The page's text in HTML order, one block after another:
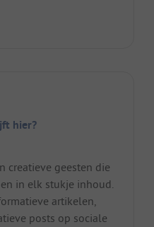
hier?
creatieve geesten die
in elk stukje inhoud.
artikelen,
posts op sociale